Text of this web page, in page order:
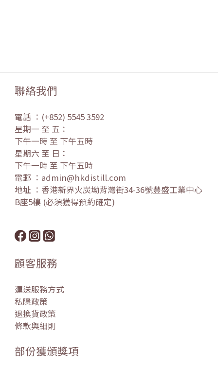
聯絡我們
電話 ：(+852) 5545 3592
星期一 至 五：
下午一時 至 下午五時
星期六 至 日：
下午一時 至 下午五時
電郵 ：admin@hkdistill.com
地址 ：香港新界火炭坳背灣街34-36號豐盛工業中心
B座5樓 (必須獲得預約確定)
顧客服務
運送服務方式
私隱政策
退換貨政策
條款與細則
部份獲頒獎項